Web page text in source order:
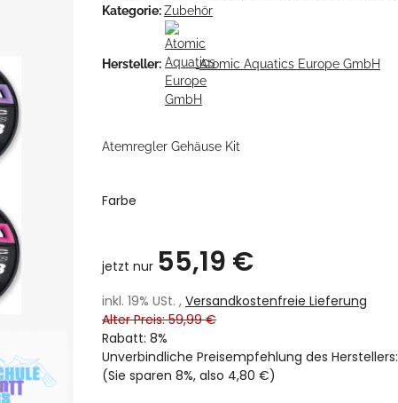
Kategorie:Zubehör
Hersteller: Atomic Aquatics Europe GmbH
Atemregler Gehäuse Kit
Farbe
jetzt nur 55,19 €
inkl. 19% USt. , Versandkostenfreie Lieferung
Alter Preis: 59,99 €
Rabatt: 8%
Unverbindliche Preisempfehlung des Herstellers:
(Sie sparen 8%, also 4,80 €)